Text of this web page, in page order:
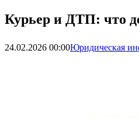
Курьер и ДТП: что
24.02.2026 00:00Юридическая